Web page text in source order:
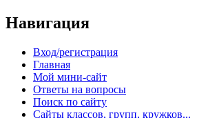
Навигация
Вход/регистрация
Главная
Мой мини-сайт
Ответы на вопросы
Поиск по сайту
Сайты классов, групп, кружков...